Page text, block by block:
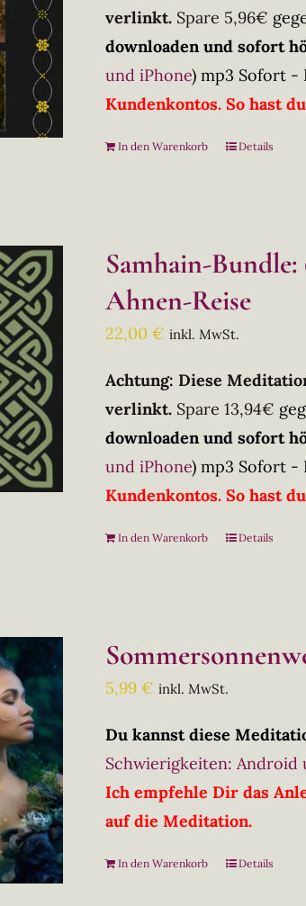
verlinkt. Spare 5,96€
downloaden und sofort
und iPhone) mp3 Sofort -
Kundenkontos. So hast
In den Warenkorb Details
Samhain-
Ahnen-Reise
22,00€ inkl. MwSt.
Achtung: Diese
verlinkt. Spare 13,94€
downloaden und sofort
und iPhone) mp3 Sofort -
Kundenkontos. So hast
In den Warenkorb Details
5,99€ inkl. MwSt.
Du kannst diese
Schwierigkeiten: Android
Ich empfehle Dir das
auf die Meditation.
In den Warenkorb Details